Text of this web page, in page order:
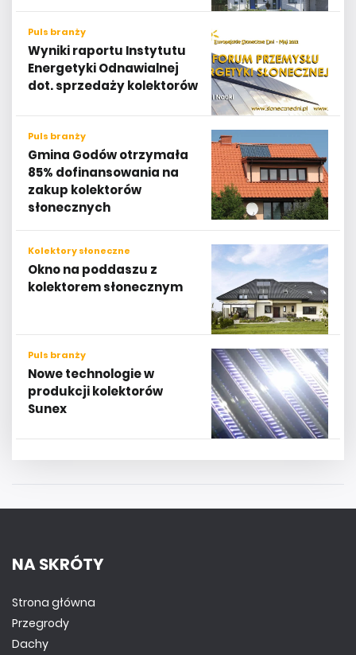
Puls branży
Wyniki raportu Instytutu
Energetyki Odnawialnej
dot. sprzedaży kolektorów
Puls branży
Gmina Godów otrzymała
85% dofinansowania na
zakup kolektorów
słonecznych
Kolektory słoneczne
Okno na poddaszu z
kolektorem słonecznym
Puls branży
Nowe technologie w
produkcji kolektorów
Sunex
NA SKRÓTY
Strona główna
Przegrody
Dachy